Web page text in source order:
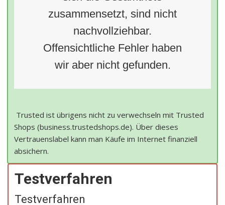
zusammensetzt, sind nicht
nachvollziehbar.
Offensichtliche Fehler haben
wir aber nicht gefunden.
Trusted ist übrigens nicht zu verwechseln mit Trusted
Shops (business.trustedshops.de). Über dieses
Vertrauenslabel kann man Käufe im Internet finanziell
absichern.
Testverfahren
Testverfahren